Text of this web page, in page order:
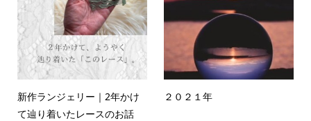
新作ランジェリー｜2年かけ
て辿り着いたレースのお話
２０２１年